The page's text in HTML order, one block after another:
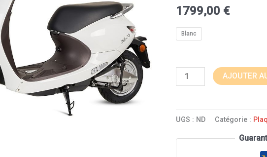
Noté 5.00
sur 5
1
notation
client
1799,00 €
Blanc
AJOUTER
UGS : ND Catégorie :